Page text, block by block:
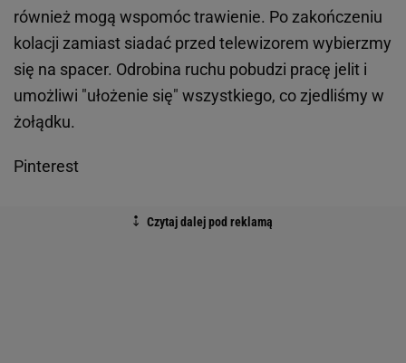
również mogą wspomóc trawienie. Po zakończeniu
kolacji zamiast siadać przed telewizorem wybierzmy
się na spacer. Odrobina ruchu pobudzi pracę jelit i
umożliwi "ułożenie się" wszystkiego, co zjedliśmy w
żołądku.
Pinterest